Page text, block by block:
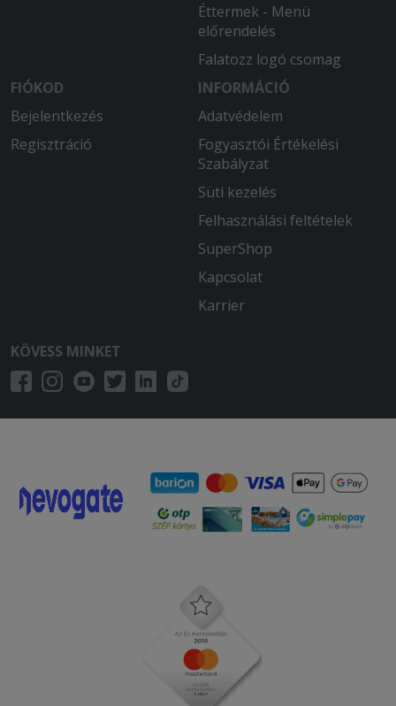
Éttermek - Menü
előrendelés
Falatozz logó csomag
FIÓKOD
Bejelentkezés
Regisztráció
INFORMÁCIÓ
Adatvédelem
Fogyasztói Értékelési
Szabályzat
Süti kezelés
Felhasználási feltételek
SuperShop
Kapcsolat
Karrier
KÖVESS MINKET